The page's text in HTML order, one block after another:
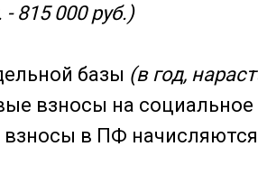
- 815 000 руб.)
базы (в год,
взносы на социальное
взносы в ПФ